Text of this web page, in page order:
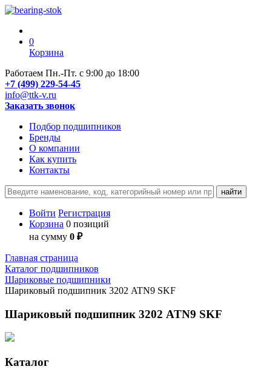
0
Корзина
Работаем Пн.-Пт. с 9:00 до 18:00
+7 (499) 229-54-45
info@ttk-v.ru
Заказать звонок
Подбор подшипников
Бренды
О компании
Как купить
Контакты
Войти Регистрация
Корзина 0 позиций
на сумму 0 ₽
Главная страница
Каталог подшипников
Шариковые подшипники
Шариковый подшипник 3202 ATN9 SKF
Шариковый подшипник 3202 ATN9 SKF
Каталог